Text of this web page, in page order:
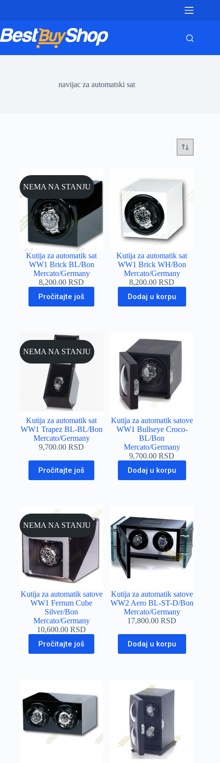
navijac za automatski sat
NEMA NA STANJU
Kutija za automatik sat
WW1 Brick BL/Bon
Mercato/Germany
8,200.00RSD
Pročitajte još
Kutija za automatik sat
WW1 Brick WH/Bon
Mercato/Germany
8,200.00RSD
Dodaj u korpu
NEMA NA STANJU
Kutija za automatik sat
WW1 Trapez BL-BL/Bon
Mercato/Germany
9,700.00RSD
Pročitajte još
Kutija za automatik satove
WW1 Bullseye Croco-
BL/Bon
Mercato/Germany
9,700.00RSD
Dodaj u korpu
NEMA NA STANJU
Kutija za automatik satove
WW1 Ferrum Cube
Silver/Bon
Mercato/Germany
10,600.00RSD
Pročitajte još
Kutija za automatik satove
WW2 Aero BL-ST-D/Bon
Mercato/Germany
17,800.00RSD
Dodaj u korpu